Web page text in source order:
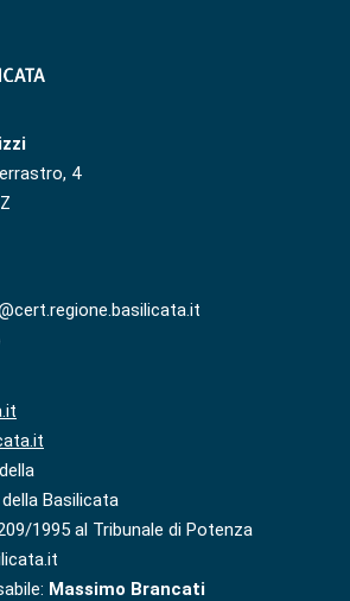
4
Basilicata
1995 al Tribunale di Potenza
Massimo Brancati